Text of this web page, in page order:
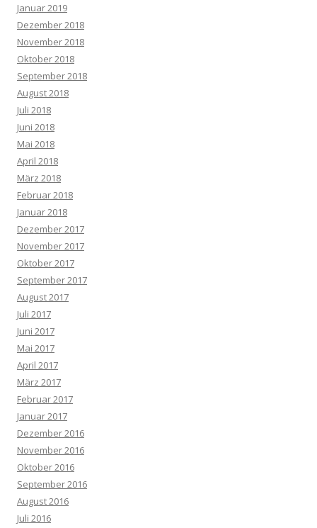
Januar 2019
Dezember 2018
November 2018
Oktober 2018
September 2018
August 2018
Juli 2018
Juni 2018
Mai 2018
April 2018
März 2018
Februar 2018
Januar 2018
Dezember 2017
November 2017
Oktober 2017
September 2017
August 2017
Juli 2017
Juni 2017
Mai 2017
April 2017
März 2017
Februar 2017
Januar 2017
Dezember 2016
November 2016
Oktober 2016
September 2016
August 2016
Juli 2016